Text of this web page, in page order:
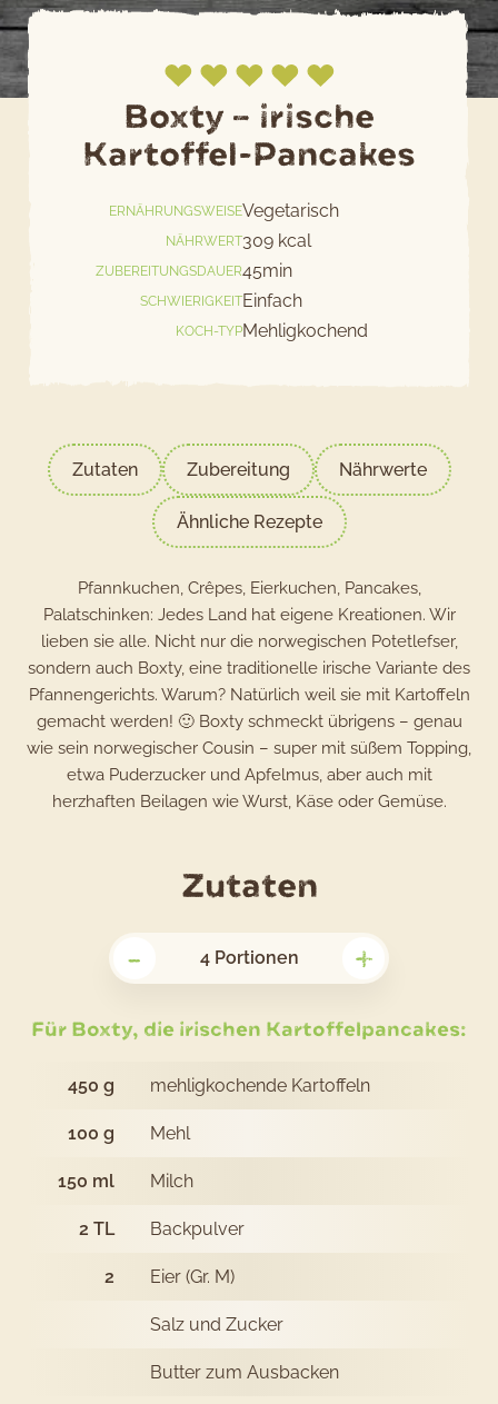
Jetzt bewerten
Boxty – irische
Kartoffel-Pancakes
ERNÄHRUNGSWEISEVegetarisch
NÄHRWERT309 kcal
ZUBEREITUNGSDAUER45min
SCHWIERIGKEITEinfach
KOCH-TYPMehligkochend
Zutaten Zubereitung Nährwerte
Ähnliche Rezepte
Pfannkuchen, Crêpes, Eierkuchen, Pancakes,
Palatschinken: Jedes Land hat eigene Kreationen. Wir
lieben sie alle. Nicht nur die norwegischen Potetlefser,
sondern auch Boxty, eine traditionelle irische Variante des
Pfannengerichts. Warum? Natürlich weil sie mit Kartoffeln
gemacht werden! 🙂 Boxty schmeckt übrigens – genau
wie sein norwegischer Cousin – super mit süßem Topping,
etwa Puderzucker und Apfelmus, aber auch mit
herzhaften Beilagen wie Wurst, Käse oder Gemüse.
Zutatenfür
Rezept
Boxty
–
irische
- 4 Portionen +
Für Boxty, die irischen Kartoffelpancakes:
450 g mehligkochende Kartoffeln
100 g Mehl
150 ml Milch
2 TL Backpulver
2 Eier (Gr. M)
Salz und Zucker
Butter zum Ausbacken